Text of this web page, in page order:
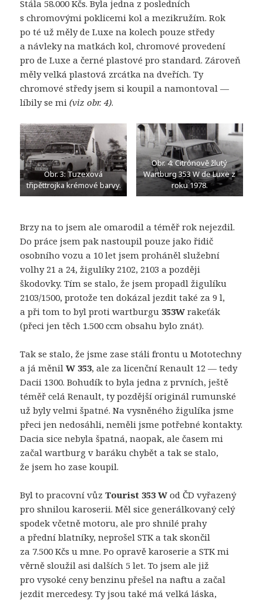
Stála 58.000 Kčs. Byla jedna z posledních
s chromovými poklicemi kol a mezikružím. Rok
po té už měly de Luxe na kolech pouze středy
a návleky na matkách kol, chromové provedení
pro de Luxe a černé plastové pro standard. Zároveň
měly velká plastová zrcátka na dveřích. Ty
chromové středy jsem si koupil a namontoval —
líbily se mi(viz obr. 4).
Obr. 3: Tuzexová
třipěttrojka krémové barvy.
Obr. 4: Citrónově žlutý
Wartburg 353 W de Luxe z
roku 1978.
Brzy na to jsem ale omarodil a téměř rok nejezdil.
Do práce jsem pak nastoupil pouze jako řidič
osobního vozu a 10 let jsem proháněl služební
volhy 21 a 24, žigulíky 2102, 2103 a později
škodovky. Tím se stalo, že jsem propadl žigulíku
2103/1500, protože ten dokázal jezdit také za 9 l,
a při tom to byl proti wartburgu 353W rakeťák
(přeci jen těch 1.500 ccm obsahu bylo znát).
Tak se stalo, že jsme zase stáli frontu u Mototechny
a já měnilW 353, ale za licenční Renault 12 — tedy
Dacii 1300. Bohudík to byla jedna z prvních, ještě
téměř celá Renault, ty pozdější originál rumunské
už byly velmi špatné. Na vysněného žigulíka jsme
přeci jen nedosáhli, neměli jsme potřebné kontakty.
Dacia sice nebyla špatná, naopak, ale časem mi
začal wartburg v baráku chybět a tak se stalo,
že jsem ho zase koupil.
Byl to pracovní vůzTourist 353 W od ČD vyřazený
pro shnilou karoserii. Měl sice generálkovaný celý
spodek včetně motoru, ale pro shnilé prahy
a přední blatníky, neprošel STK a tak skončil
za 7.500 Kčs u mne. Po opravě karoserie a STK mi
věrně sloužil asi dalších 5 let. To jsem ale již
pro vysoké ceny benzinu přešel na naftu a začal
jezdit mercedesy. Ty jsou také má velká láska,